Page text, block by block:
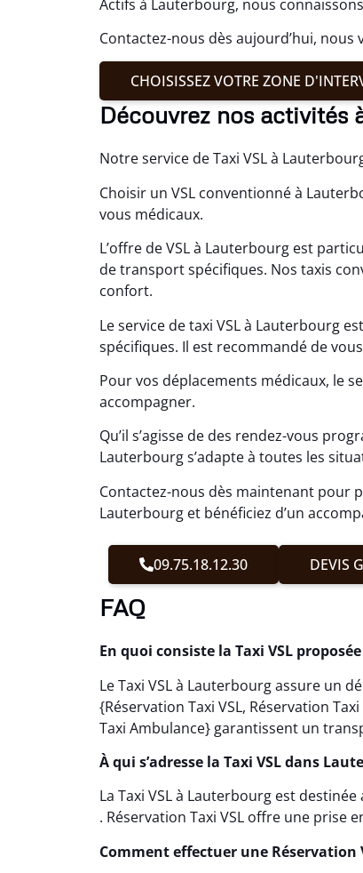
Actifs à Lauterbourg, nous
Contactez-nous dès aujourd’hui,
CHOISISSEZ VOTRE ZONE
Découvrez nos activités
Notre service de Taxi VSL à
Choisir un VSL conventionné à
vous médicaux.
L’offre de VSL à Lauterbourg est
de transport spécifiques. Nos taxis
confort.
Le service de taxi VSL à Lauterbourg
spécifiques. Il est recommandé de
Pour vos déplacements médicaux, le
accompagner.
Qu’il s’agisse de des rendez-vous
Lauterbourg s’adapte à toutes les
Contactez-nous dès maintenant pour
Lauterbourg et bénéficiez d’un
09.75.18.12.30 DEVIS
FAQ
En quoi consiste la Taxi VSL
Le Taxi VSL à Lauterbourg assure un
{Réservation Taxi VSL, Réservation
Taxi Ambulance} garantissent un
À qui s’adresse la Taxi VSL dans
La Taxi VSL à Lauterbourg est
. Réservation Taxi VSL offre une prise
Comment effectuer une Réservation